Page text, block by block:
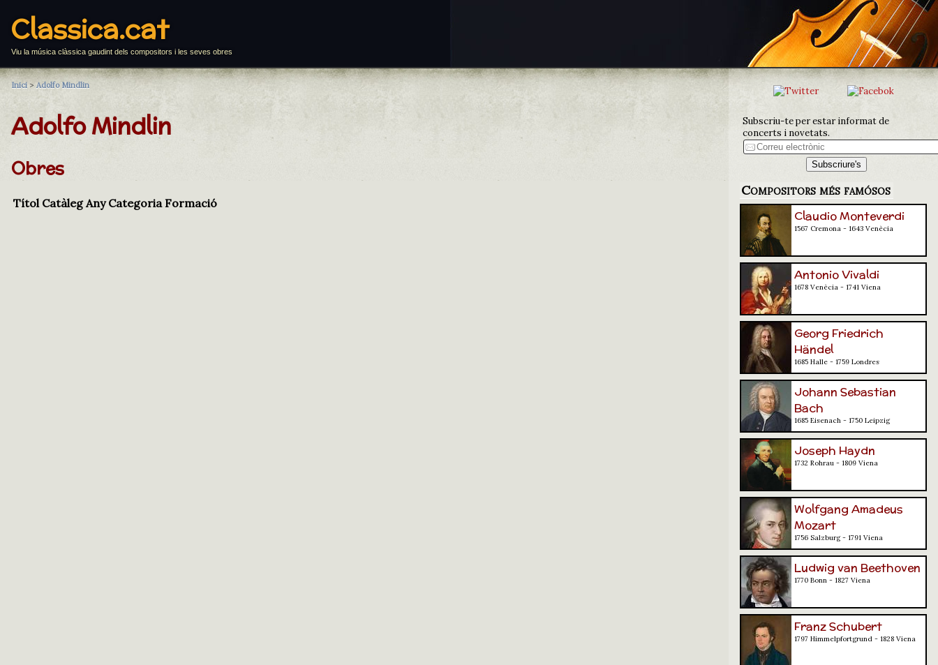
Classica.cat
Viu la música clàssica gaudint dels compositors i les seves obres
Inici > Adolfo Mindlin
Adolfo Mindlin
Obres
Títol Catàleg Any Categoria Formació
Subscriu-te per estar informat de
concerts i novetats.
Compositors més famósos
Claudio Monteverdi
1567 Cremona - 1643 Venècia
Antonio Vivaldi
1678 Venècia - 1741 Viena
Georg Friedrich
Händel
1685 Halle - 1759 Londres
Johann Sebastian
Bach
1685 Eisenach - 1750 Leipzig
Joseph Haydn
1732 Rohrau - 1809 Viena
Wolfgang Amadeus
Mozart
1756 Salzburg - 1791 Viena
Ludwig van Beethoven
1770 Bonn - 1827 Viena
Franz Schubert
1797 Himmelpfortgrund - 1828 Viena